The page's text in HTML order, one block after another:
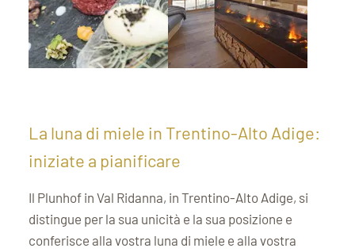
La luna di miele in Trentino-Alto Adige:
iniziate a pianificare
Il Plunhof in Val Ridanna, in Trentino-Alto Adige, si
distingue per la sua unicità e la sua posizione e
conferisce alla vostra luna di miele e alla vostra